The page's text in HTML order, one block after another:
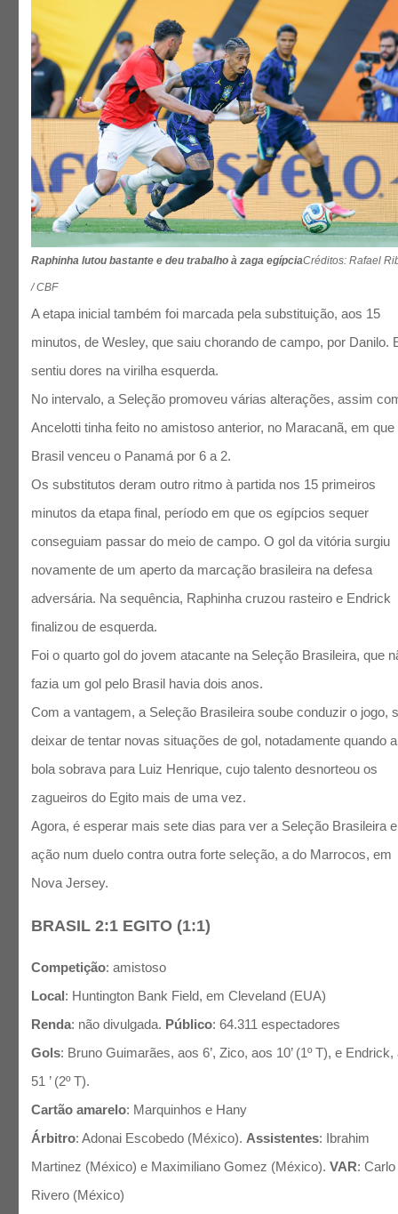
Raphinha lutou bastante e deu trabalho à zaga egípciaCréditos: Rafael
/ CBF
A etapa inicial também foi marcada pela substituição, aos 15
minutos, de Wesley, que saiu chorando de campo, por Danilo.
sentiu dores na virilha esquerda.
No intervalo, a Seleção promoveu várias alterações, assim
Ancelotti tinha feito no amistoso anterior, no Maracanã, em que
Brasil venceu o Panamá por 6 a 2.
Os substitutos deram outro ritmo à partida nos 15 primeiros
minutos da etapa final, período em que os egípcios sequer
conseguiam passar do meio de campo. O gol da vitória surgiu
novamente de um aperto da marcação brasileira na defesa
adversária. Na sequência, Raphinha cruzou rasteiro e Endrick
finalizou de esquerda.
Foi o quarto gol do jovem atacante na Seleção Brasileira, que
fazia um gol pelo Brasil havia dois anos.
Com a vantagem, a Seleção Brasileira soube conduzir o jogo,
deixar de tentar novas situações de gol, notadamente quando a
bola sobrava para Luiz Henrique, cujo talento desnorteou os
zagueiros do Egito mais de uma vez.
Agora, é esperar mais sete dias para ver a Seleção Brasileira
ação num duelo contra outra forte seleção, a do Marrocos, em
Nova Jersey.
BRASIL 2:1 EGITO (1:1)
Competição: amistoso
Local: Huntington Bank Field, em Cleveland (EUA)
Renda: não divulgada. Público: 64.311 espectadores
Gols: Bruno Guimarães, aos 6’, Zico, aos 10’ (1º T), e Endrick,
51 ’ (2º T).
Cartão amarelo: Marquinhos e Hany
Árbitro: Adonai Escobedo (México). Assistentes: Ibrahim
Martinez (México) e Maximiliano Gomez (México). VAR: Carlo
Rivero (México)